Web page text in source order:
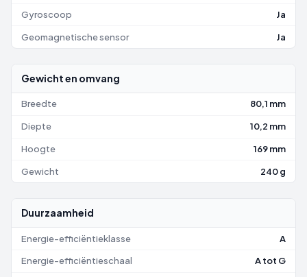
Gyroscoop Ja
Geomagnetische sensor Ja
Gewicht en omvang
Breedte 80,1 mm
Diepte 10,2 mm
Hoogte 169 mm
Gewicht 240 g
Duurzaamheid
Energie-efficiëntieklasse A
Energie-efficiëntieschaal A tot G